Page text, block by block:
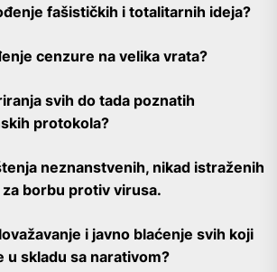
fašističkih i totalitarnih ideja?
cenzure na velika vrata?
svih do tada poznatih
protokola?
neznanstvenih, nikad istraženih
borbu protiv virusa.
i javno blaćenje svih koji
u skladu sa narativom?